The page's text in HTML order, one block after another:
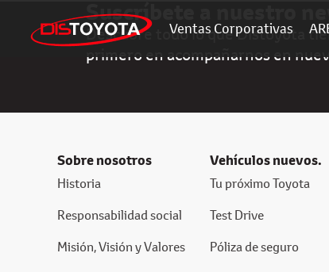
Ventas Corporativas
Suscríbete a nuestro
Descubre todo lo que Distoyota
primero en acompañarnos en
Sobre nosotros
Historia
Responsabilidad social
Misión, Visión y Valores
Vehículos nuevos.
Tu próximo Toyota
Test Drive
Póliza de seguro